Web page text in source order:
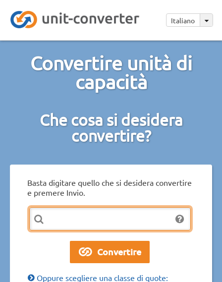
Italiano
Convertire unità di
capacità
Che cosa si desidera
convertire?
Basta digitare quello che si desidera convertire
e premere Invio.
Oppure scegliere una classe di quote: